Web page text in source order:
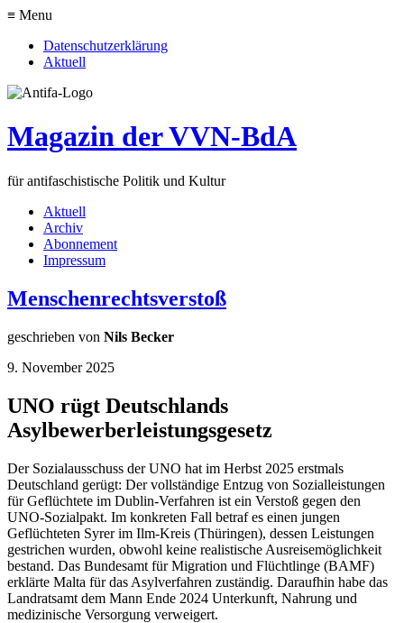
≡ Menu
Datenschutzerklärung
Aktuell
Magazin der VVN-BdA
für antifaschistische Politik und Kultur
Aktuell
Archiv
Abonnement
Impressum
Menschenrechtsverstoß
geschrieben von Nils Becker
9. November 2025
UNO rügt Deutschlands
Asylbewerberleistungsgesetz
Der Sozialausschuss der UNO hat im Herbst 2025 erstmals
Deutschland gerügt: Der vollständige Entzug von Sozialleistungen
für Geflüchtete im Dublin-Verfahren ist ein Verstoß gegen den
UNO-Sozialpakt. Im konkreten Fall betraf es einen jungen
Geflüchteten Syrer im Ilm-Kreis (Thüringen), dessen Leistungen
gestrichen wurden, obwohl keine realistische Ausreisemöglichkeit
bestand. Das Bundesamt für Migration und Flüchtlinge (BAMF)
erklärte Malta für das Asylverfahren zuständig. Daraufhin habe das
Landratsamt dem Mann Ende 2024 Unterkunft, Nahrung und
medizinische Versorgung verweigert.